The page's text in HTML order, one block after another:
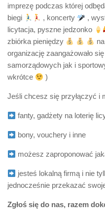
imprezę podczas której
biegi
, koncerty ,
licytacja, pyszne jedzonko
zbiórka pieniędzy
organizację zaangażowało
samorządowych jak i
wkrótce
)
Jeśli chcesz się przyłączyć i
fanty, gadżety na loterię
bony, vouchery i inne
możesz zaproponować
jesteś lokalną firmą i nie
jednocześnie przekazać
Zgłoś się do nas, razem